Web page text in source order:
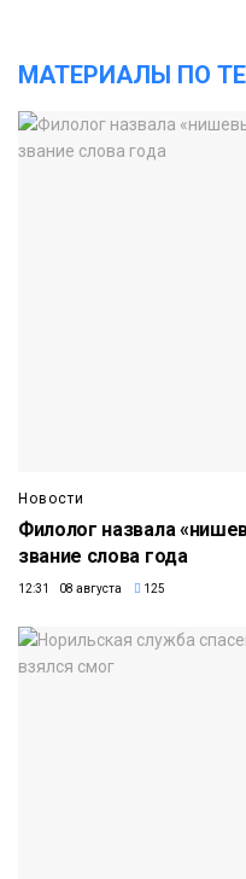
МАТЕРИАЛЫ ПО
Новости
Филолог назвала
звание слова года
12:31 08 августа 125